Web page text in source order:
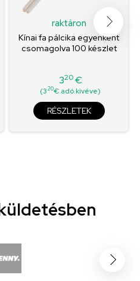
raktáron
Kínai fa pálcika egyenként
csomagolva 100 készlet
Ár
320€
(320€ adó.kivéve)
RÉSZLETEK